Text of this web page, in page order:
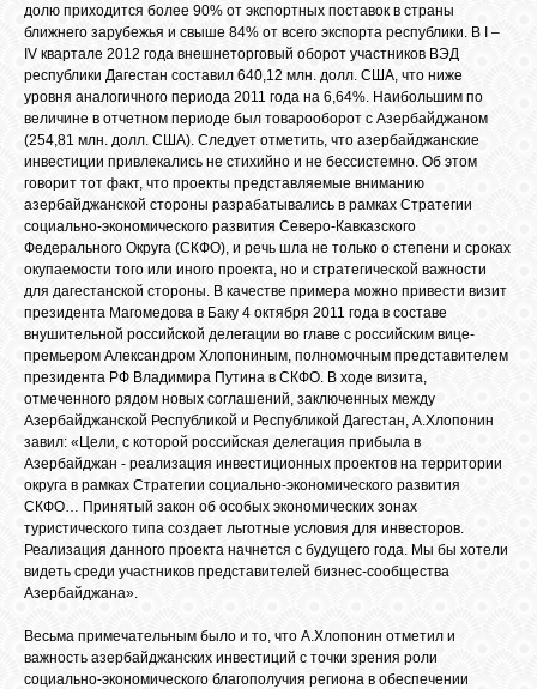
долю приходится более 90% от экспортных поставок в страны
ближнего зарубежья и свыше 84% от всего экспорта республики. В I –
IV квартале 2012 года внешнеторговый оборот участников ВЭД
республики Дагестан составил 640,12 млн. долл. США, что ниже
уровня аналогичного периода 2011 года на 6,64%. Наибольшим по
величине в отчетном периоде был товарооборот с Азербайджаном
(254,81 млн. долл. США). Следует отметить, что азербайджанские
инвестиции привлекались не стихийно и не бессистемно. Об этом
говорит тот факт, что проекты представляемые вниманию
азербайджанской стороны разрабатывались в рамках Стратегии
социально-экономического развития Северо-Кавказского
Федерального Округа (СКФО), и речь шла не только о степени и сроках
окупаемости того или иного проекта, но и стратегической важности
для дагестанской стороны. В качестве примера можно привести визит
президента Магомедова в Баку 4 октября 2011 года в составе
внушительной российской делегации во главе с российским вице-
премьером Александром Хлопониным, полномочным представителем
президента РФ Владимира Путина в СКФО. В ходе визита,
отмеченного рядом новых соглашений, заключенных между
Азербайджанской Республикой и Республикой Дагестан, А.Хлопонин
завил: «Цели, с которой российская делегация прибыла в
Азербайджан - реализация инвестиционных проектов на территории
округа в рамках Стратегии социально-экономического развития
СКФО… Принятый закон об особых экономических зонах
туристического типа создает льготные условия для инвесторов.
Реализация данного проекта начнется с будущего года. Мы бы хотели
видеть среди участников представителей бизнес-сообщества
Азербайджана».
Весьма примечательным было и то, что А.Хлопонин отметил и
важность азербайджанских инвестиций с точки зрения роли
социально-экономического благополучия региона в обеспечении